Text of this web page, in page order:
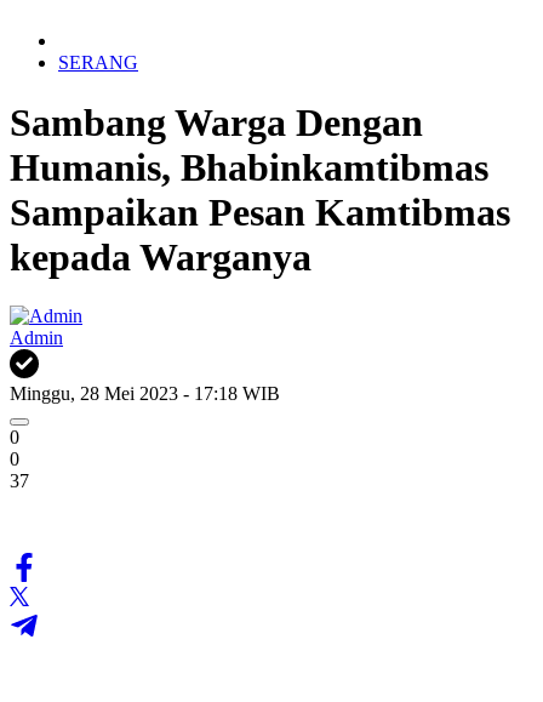
SERANG
Sambang Warga Dengan
Humanis, Bhabinkamtibmas
Sampaikan Pesan Kamtibmas
kepada Warganya
Admin
Minggu, 28 Mei 2023 - 17:18 WIB
0
0
37